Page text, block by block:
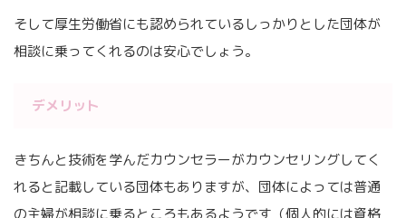
そして厚生労働省にも認められているしっかりとした団体が
相談に乗ってくれるのは安心でしょう。
デメリット
きちんと技術を学んだカウンセラーがカウンセリングしてく
れると記載している団体もありますが、団体によっては普通
の主婦が相談に乗るところもあるようです（個人的には資格